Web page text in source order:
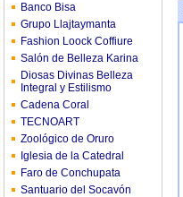
Banco Bisa
Grupo Llajtaymanta
Fashion Loock Coffiure
Salón de Belleza Karina
Diosas Divinas Belleza
Integral y Estilismo
Cadena Coral
TECNOART
Zoológico de Oruro
Iglesia de la Catedral
Faro de Conchupata
Santuario del Socavón